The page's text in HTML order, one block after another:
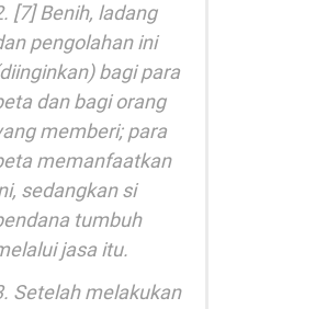
[7] Benih, ladang
pengolahan ini
bagi para
dan bagi orang
memberi; para
memanfaatkan
sedangkan si
tumbuh
jasa itu.
Setelah melakukan